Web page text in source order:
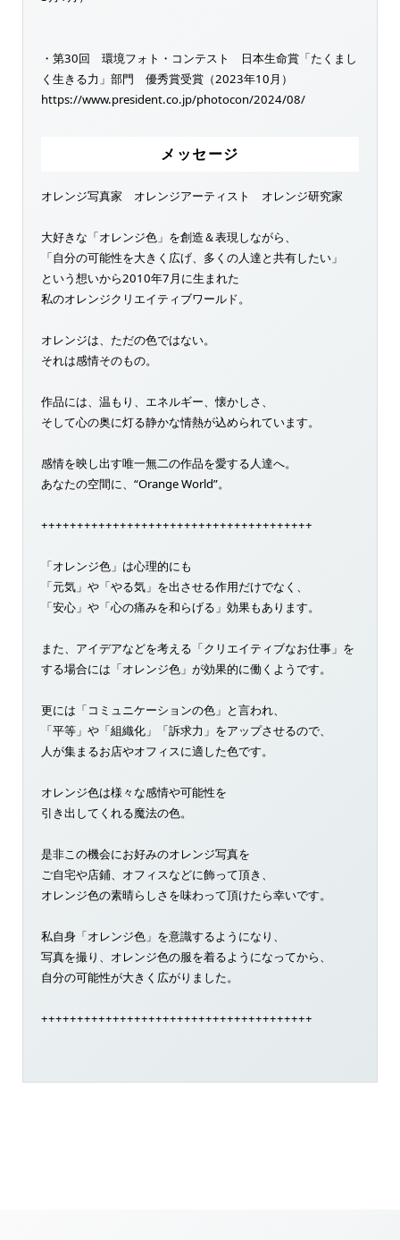
・第30回 環境フォト・コンテスト 日本生命賞「たくまし
く生きる力」部門 優秀賞受賞（2023年10月）
https://www.president.co.jp/photocon/2024/08/
メッセージ
オレンジ写真家 オレンジアーティスト オレンジ研究家
大好きな「オレンジ色」を創造＆表現しながら、
「自分の可能性を大きく広げ、多くの人達と共有したい」
という想いから2010年7月に生まれた
私のオレンジクリエイティブワールド。
オレンジは、ただの色ではない。
それは感情そのもの。
作品には、温もり、エネルギー、懐かしさ、
そして心の奥に灯る静かな情熱が込められています。
感情を映し出す唯一無二の作品を愛する人達へ。
あなたの空間に、“Orange World”。
++++++++++++++++++++++++++++++++++++++
「オレンジ色」は心理的にも
「元気」や「やる気」を出させる作用だけでなく、
「安心」や「心の痛みを和らげる」効果もあります。
また、アイデアなどを考える「クリエイティブなお仕事」を
する場合には「オレンジ色」が効果的に働くようです。
更には「コミュニケーションの色」と言われ、
「平等」や「組織化」「訴求力」をアップさせるので、
人が集まるお店やオフィスに適した色です。
オレンジ色は様々な感情や可能性を
引き出してくれる魔法の色。
是非この機会にお好みのオレンジ写真を
ご自宅や店鋪、オフィスなどに飾って頂き、
オレンジ色の素晴らしさを味わって頂けたら幸いです。
私自身「オレンジ色」を意識するようになり、
写真を撮り、オレンジ色の服を着るようになってから、
自分の可能性が大きく広がりました。
++++++++++++++++++++++++++++++++++++++